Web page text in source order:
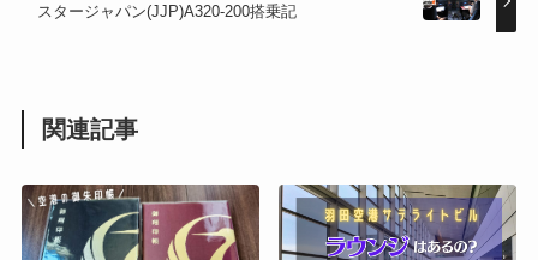
スタージャパン(JJP)A320-200搭乗記
関連記事